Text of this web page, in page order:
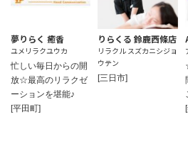
夢りらく 癒香
ユメリラクユウカ
忙しい毎日からの開
放☆最高のリラクゼ
ーションを堪能♪
[平田町]
りらくる 鈴鹿西條店
リラクル スズカニシジョ
ウテン
[三日市]